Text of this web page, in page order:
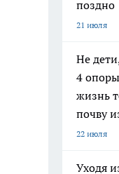
поздно
21 июля
Не
4
жизнь
почву
22 июля
Уходя